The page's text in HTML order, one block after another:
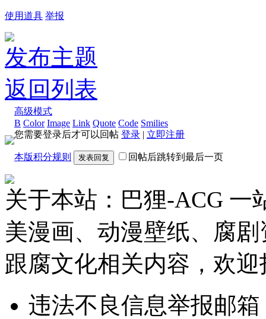
使用道具 举报
发布主题
返回列表
高级模式
B Color Image Link Quote Code Smilies
您需要登录后才可以回帖 登录 | 立即注册
本版积分规则 发表回复 回帖后跳转到最后一页
关于本站：巴狸-ACG 一
美漫画、动漫壁纸、腐
跟腐文化相关内容，欢迎
违法不良信息举报邮箱